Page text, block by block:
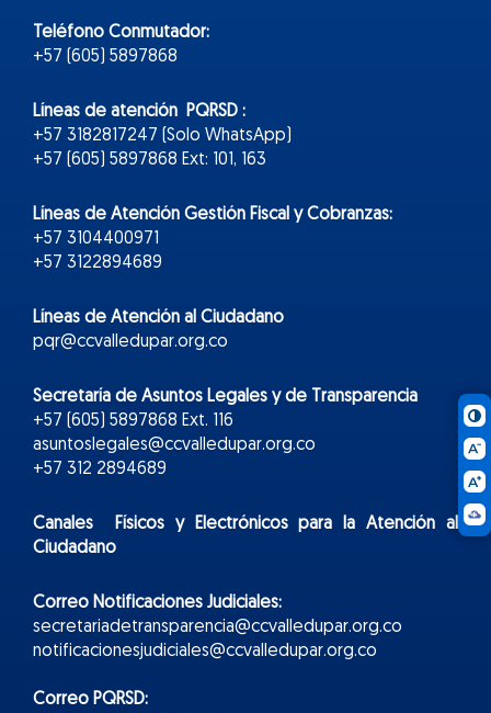
Teléfono Conmutador:
+57 (605) 5897868
Líneas de atención PQRSD :
+57 3182817247 (Solo WhatsApp)
+57 (605) 5897868 Ext: 101, 163
Líneas de Atención Gestión Fiscal y Cobranzas:
+57 3104400971
+57 3122894689
Líneas de Atención al Ciudadano
pqr@ccvalledupar.org.co
Secretaría de Asuntos Legales y de Transparencia
+57 (605) 5897868 Ext. 116
asuntoslegales@ccvalledupar.org.co
+57 312 2894689
Canales Físicos yElectrónicospara la Atención al
Ciudadano
Correo Notificaciones Judiciales:
secretariadetransparencia@ccvalledupar.org.co
notificacionesjudiciales@ccvalledupar.org.co
Correo PQRSD: